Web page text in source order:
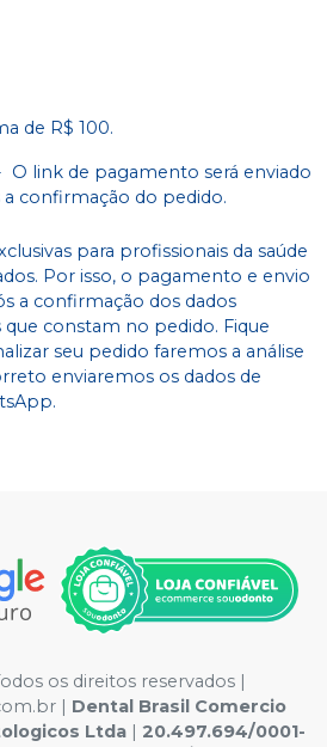
de R$ 100.
O link de pagamento será enviado
confirmação do pedido.
para profissionais da saúde
Por isso, o pagamento e envio
a confirmação dos dados
que constam no pedido. Fique
seu pedido faremos a análise
enviaremos os dados de
os direitos reservados |
| Dental Brasil Comercio
Ltda | 20.497.694/0001-